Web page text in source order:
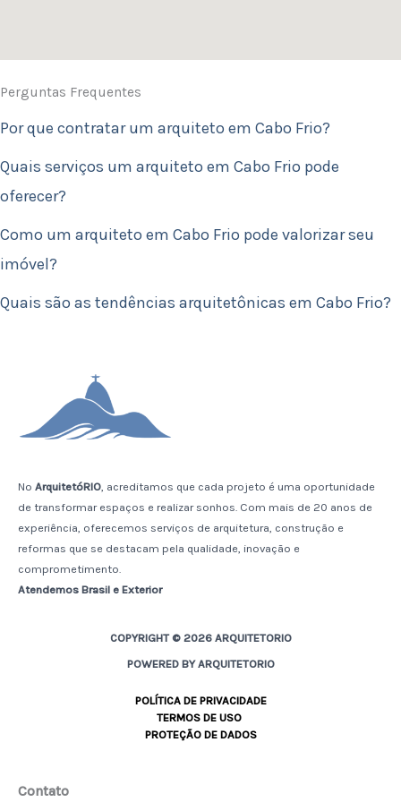
Perguntas Frequentes
Por que contratar um arquiteto em Cabo Frio?
Quais serviços um arquiteto em Cabo Frio pode
oferecer?
Como um arquiteto em Cabo Frio pode valorizar seu
imóvel?
Quais são as tendências arquitetônicas em Cabo Frio?
No ArquitetóRIO, acreditamos que cada projeto é uma oportunidade
de transformar espaços e realizar sonhos. Com mais de 20 anos de
experiência, oferecemos serviços de arquitetura, construção e
reformas que se destacam pela qualidade, inovação e
comprometimento.
Atendemos Brasil e Exterior
COPYRIGHT © 2026 ARQUITETORIO
POWERED BY ARQUITETORIO
POLÍTICA DE PRIVACIDADE
TERMOS DE USO
PROTEÇÃO DE DADOS
Contato